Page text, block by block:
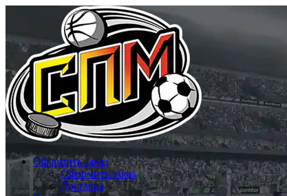
Оформить заказ
Оформить заказ
Доставка